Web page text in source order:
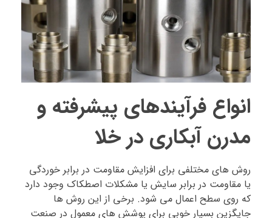
انواع فرآیندهای پیشرفته و
مدرن آبکاری در خلا
روش های مختلفی برای افزایش مقاومت در برابر خوردگی
یا مقاومت در برابر سایش یا مشکلات اصطکاک وجود دارد
که روی سطح اعمال می شود. برخی از این روش ها
جایگزین بسیار خوبی برای پوشش های معمول در صنعت